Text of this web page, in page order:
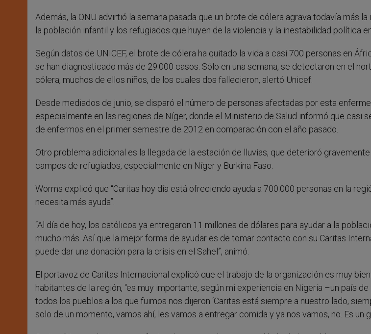
Además, la ONU advirtió la semana pasada que un brote de cólera agrava todavía más
la población infantil y los refugiados que huyen de la violencia y la inestabilidad política
Según datos de UNICEF, el brote de cólera ha quitado la vida a casi 700 personas en
se han diagnosticado más de 29.000 casos. Sólo en una semana, se detectaron en el
cólera, muchos de ellos niños, de los cuales dos fallecieron, alertó Unicef.
Desde mediados de junio, se disparó el número de personas afectadas por esta
especialmente en las regiones de Níger, donde el Ministerio de Salud informó que casi
de enfermos en el primer semestre de 2012 en comparación con el año pasado.
Otro problema adicional es la llegada de la estación de lluvias, que deterioró
campos de refugiados, especialmente en Níger y Burkina Faso.
Worms explicó que “Caritas hoy día está ofreciendo ayuda a 700.000 personas en la
necesita más ayuda”.
“Al día de hoy, los católicos ya entregaron 11 millones de dólares para ayudar a la
mucho más. Así que la mejor forma de ayudar es de tomar contacto con su Caritas
puede dar una donación para la crisis en el Sahel”, animó.
El portavoz de Caritas Internacional explicó que el trabajo de la organización es muy
habitantes de la región, “es muy importante, según mi experiencia en Nigeria –un país
todos los pueblos a los que fuimos nos dijeron ‘Caritas está siempre a nuestro lado,
solo de un momento, vamos ahí, les vamos a entregar comida y ya nos vamos, no. Es un